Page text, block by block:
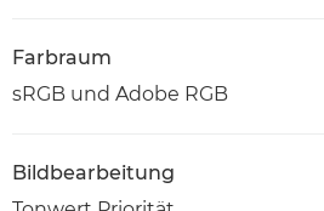
Farbraum
sRGB und Adobe RGB
Bildbearbeitung